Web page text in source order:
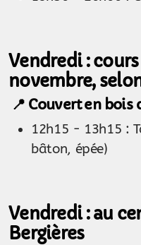
Vendredi :
novembre,
📍 Couvert en bois
12h15 - 13h15 :
bâton, épée)
Vendredi : au
Bergières